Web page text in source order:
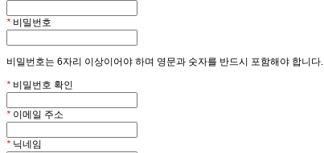
* 비밀번호
비밀번호는 6자리 이상이어야 하며 영문과 숫자를 반드시 포함해야 합니다.
* 비밀번호 확인
* 이메일 주소
* 닉네임